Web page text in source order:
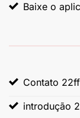
Baixe o
Contato 22ff
introdução